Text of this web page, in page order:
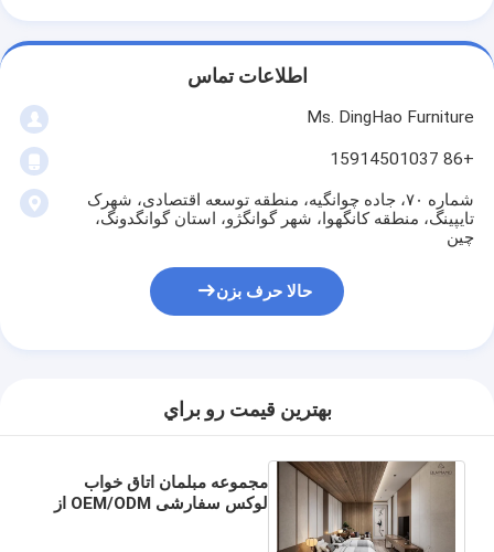
اطلاعات تماس
Ms. DingHao Furniture
+86 15914501037
شماره ۷۰، جاده چوانگیه، منطقه توسعه اقتصادی، شهرک
تایپینگ، منطقه کانگهوا، شهر گوانگژو، استان گوانگدونگ،
چین
حالا حرف بزن
بهترين قيمت رو براي
مجموعه مبلمان اتاق خواب
لوکس سفارشی OEM/ODM از